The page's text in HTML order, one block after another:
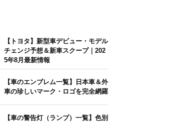
【トヨタ】新型車デビュー・モデル
チェンジ予想＆新車スクープ｜202
5年8月最新情報
【車のエンブレム一覧】日本車＆外
車の珍しいマーク・ロゴを完全網羅
【車の警告灯（ランプ）一覧】色別